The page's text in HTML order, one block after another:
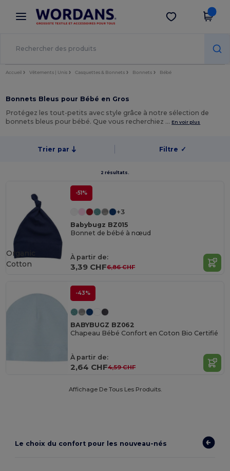
× Appli Wordans
Meilleurs prix sur l’app !
Obtenir l'appli
Accueil Vêtements | Unis Casquettes & Bonnets Bonnets Bébé
Bonnets Bleus pour Bébé en Gros
Protégez les tout-petits avec style grâce à notre sélection de
bonnets bleus pour bébé. Que vous recherchiez … En voir plus
Trier par Filtre ✓
2 résultats.
-51%
+3
Babybugz BZ015
Bonnet de bébé à nœud
À partir de:
3,39 CHF6,86 CHF
Organic
Cotton
-43%
BABYBUGZ BZ062
Chapeau Bébé Confort en Coton Bio Certifié
À partir de:
2,64 CHF4,59 CHF
Affichage De Tous Les Produits.
Le choix du confort pour les nouveau-nés